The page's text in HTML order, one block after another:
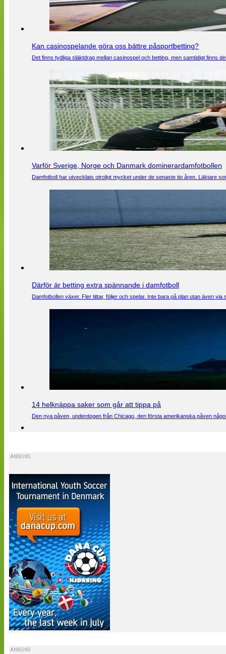
Kan casinospelande göra oss bättre påsportbetting?
Det finns tydliga släktdrag mellan casinospel och betting, men samtidigt finns
Varför Sverige, Norge och Danmark dominerardamfotbollen
Damfotboll har utvecklats otroligt mycket under de senaste tio åren. Läktare
Därför är betting extra spännande i damfotboll
Damfotbollen växer. Fler tittar, följer och spelar. Inte bara på plan utan även
14 helknäppa saker som går att tippa på
Den nya påven, underdogen från Chicago, den första amerikanska påven
ANNONS
ANNONS